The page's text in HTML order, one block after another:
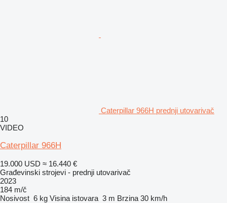
Caterpillar 966H prednji utovarivač
10
VIDEO
Caterpillar 966H
19.000 USD ≈ 16.440 €
Građevinski strojevi - prednji utovarivač
2023
184 m/č
Nosivost 6 kg Visina istovara 3 m Brzina 30 km/h